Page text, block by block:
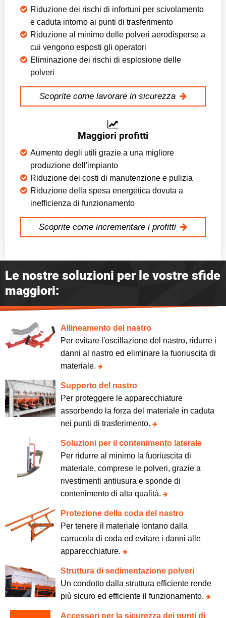
Riduzione dei rischi di infortuni per scivolamento
e caduta intorno ai punti di trasferimento
Riduzione al minimo delle polveri aerodisperse a
cui vengono esposti gli operatori
Eliminazione dei rischi di esplosione delle
polveri
Scoprite come lavorare in sicurezza
Maggiori profitti
Aumento degli utili grazie a una migliore
produzione dell'impianto
Riduzione dei costi di manutenzione e pulizia
Riduzione della spesa energetica dovuta a
inefficienza di funzionamento
Scoprite come incrementare i profitti
Le nostre soluzioni per le vostre sfide
maggiori:
Allineamento del nastro
Per evitare l'oscillazione del nastro, ridurre i
danni al nastro ed eliminare la fuoriuscita di
materiale.
Supporto del nastro
Per proteggere le apparecchiature
assorbendo la forza del materiale in caduta
nei punti di trasferimento.
Soluzioni per il contenimento laterale
Per ridurre al minimo la fuoriuscita di
materiale, comprese le polveri, grazie a
rivestimenti antiusura e sponde di
contenimento di alta qualità.
Protezione della coda del nastro
Per tenere il materiale lontano dalla
carrucola di coda ed evitare i danni alle
apparecchiature.
Struttura di sedimentazione polveri
Un condotto dalla struttura efficiente rende
più sicuro ed efficiente il funzionamento.
Accessori per la sicurezza dei punti di